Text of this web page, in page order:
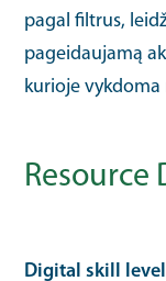
pagal filtrus,
pageidaujamą
kurioje
Resource
Digital skill level